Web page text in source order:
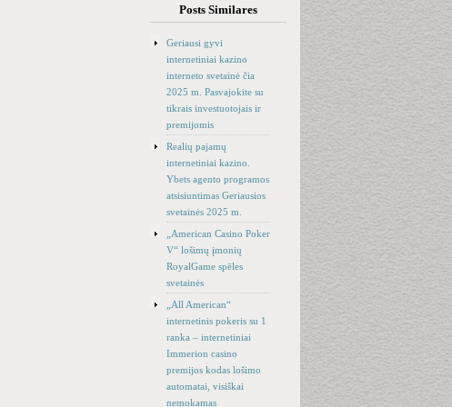
Posts Similares
Geriausi gyvi
internetiniai kazino
interneto svetainė čia
2025 m. Pasvajokite su
tikrais investuotojais ir
premijomis
Realių pajamų
internetiniai kazino.
Ybets agento programos
atsisiuntimas Geriausios
svetainės 2025 m.
„American Casino Poker
V“ lošimų įmonių
RoyalGame spēles
svetainės
„All American“
internetinis pokeris su 1
ranka – internetiniai
Immerion casino
premijos kodas lošimo
automatai, visiškai
nemokamas